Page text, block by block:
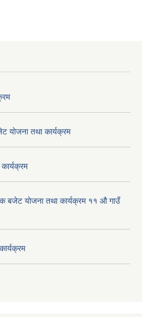
योजना तथा कार्यक्रम
बजेट योजना तथा कार्यक्रम ११ औ गाउँ